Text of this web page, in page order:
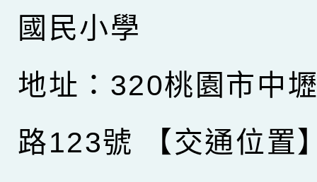
國民小學
地址：320桃園市中
路123號
【交通位置